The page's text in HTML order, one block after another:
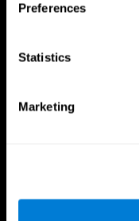
Preferences
Statistics
Marketing
정신과 두뇌